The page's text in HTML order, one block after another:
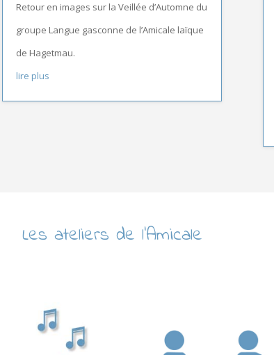
Retour en images sur la Veillée d’Automne du
groupe Langue gasconne de l’Amicale laïque
de Hagetmau.
lire plus
Les ateliers de l’Amicale